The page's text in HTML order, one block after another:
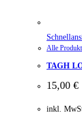
Alle
TAGH
15,00 €
inkl.